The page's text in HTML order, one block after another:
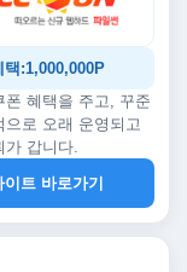
택:1,000,000P
폰 혜택을 주고, 꾸준
으로 오래 운영되고
가 갑니다.
이트 바로가기